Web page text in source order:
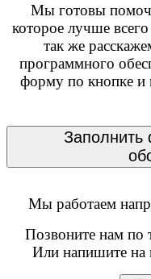
Мы готовы
которое лучше
так же
программного
форму по кнопке и
Мы работаем
Позвоните нам по
Или напишите на